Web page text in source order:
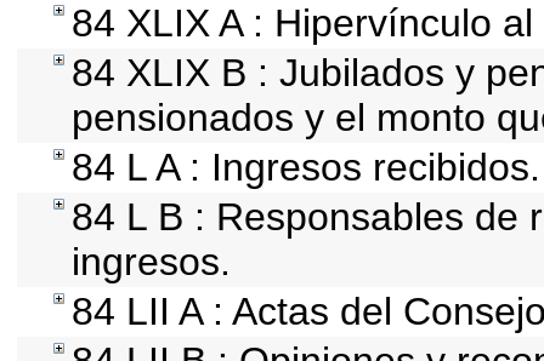
84 XLIX A : Hipervínculo
84 XLIX B : Jubilados y
pensionados y el monto
84 L A : Ingresos recibidos.
84 L B : Responsables de
ingresos.
84 LII A : Actas del